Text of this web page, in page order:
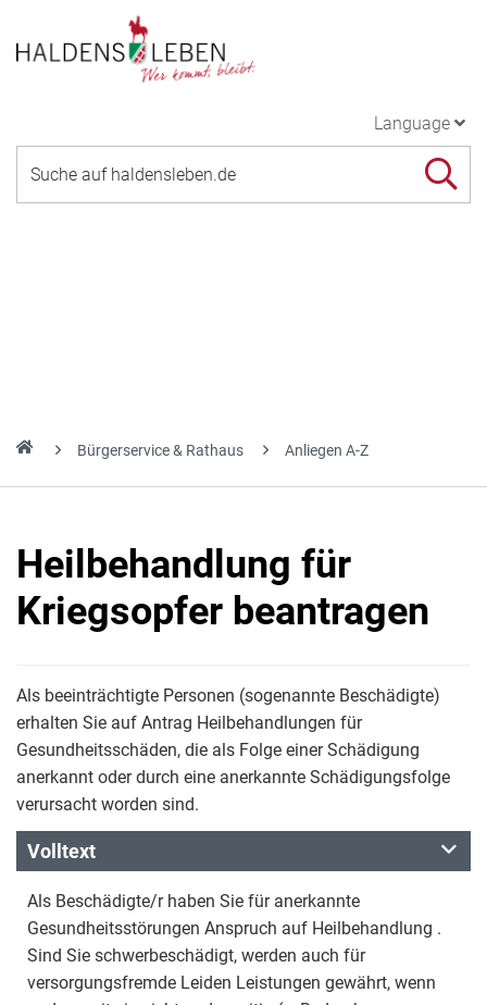
Language
Bürgerservice & Rathaus Anliegen A-Z
Heilbehandlung für
Kriegsopfer beantragen
Als beeinträchtigte Personen (sogenannte Beschädigte)
erhalten Sie auf Antrag Heilbehandlungen für
Gesundheitsschäden, die als Folge einer Schädigung
anerkannt oder durch eine anerkannte Schädigungsfolge
verursacht worden sind.
Volltext
Als Beschädigte/r haben Sie für anerkannte
Gesundheitsstörungen Anspruch auf Heilbehandlung .
Sind Sie schwerbeschädigt, werden auch für
versorgungsfremde Leiden Leistungen gewährt, wenn